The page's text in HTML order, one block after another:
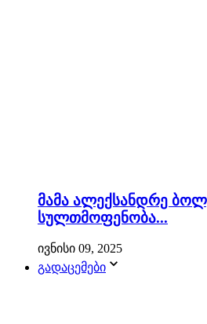
მამა ალექსანდრე
სულთმოფენობა...
ივნისი 09, 2025
გადაცემები